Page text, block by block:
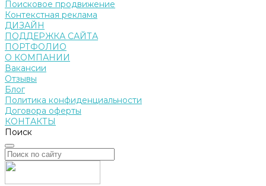
Поисковое продвижение
Контекстная реклама
ДИЗАЙН
ПОДДЕРЖКА САЙТА
ПОРТФОЛИО
О КОМПАНИИ
Вакансии
Отзывы
Блог
Политика конфиденциальности
Договора оферты
КОНТАКТЫ
Поиск